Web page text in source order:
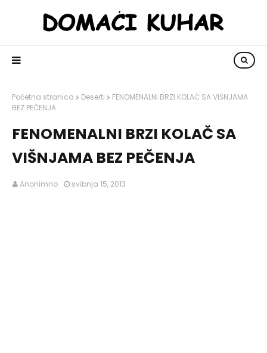
Početna stranica Deserti
FENOMENALNI BRZI KOLAČ SA VIŠNJAMA
BEZ PEČENJA
FENOMENALNI BRZI KOLAČ SA
VIŠNJAMA BEZ PEČENJA
Anonimno svibnja 15, 2013